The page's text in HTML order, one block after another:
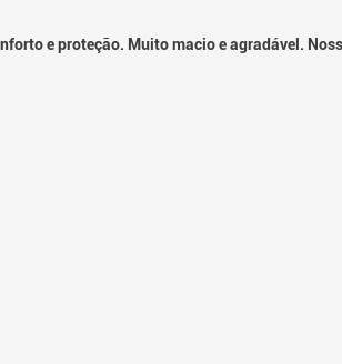
e proteção. Muito macio e agradável.